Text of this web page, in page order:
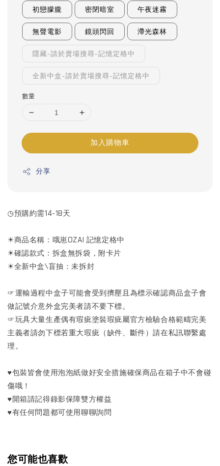
初戀朦朧 密閉暗室 午夜迷霧
無聲電影 鏡頭閃回 滯光森林
隱藏-請於賣場搜尋-記憶定格中
全新中盒-請於賣場搜尋-記憶定格中
數量
加入購物車
分享
◷預購約需14-18天
☀商品名稱：哦崽OZAI 記憶定格中
☀確認款式：拆盒無拆袋，附卡片
☀全新中盒\盲抽：未拆封
☞運輸過程中盒子可能會受到擠壓且為標示確認商品盒子會
做記號介意外盒完美者請不要下標。
☞玩具大量生產偶有瑕疵塗裝瑕疵屬官方檢驗合格範疇完美
主義者請勿下標若重大瑕疵（缺件、斷件）請在私訊聯繫處
理。
♥包裝皆會使用泡泡紙做好安全措施確保商品在箱子中不會碰
傷哦！
♥開箱請記得錄影保障雙方權益
♥有任何問題都可使用聊聊詢問
您可能也喜歡